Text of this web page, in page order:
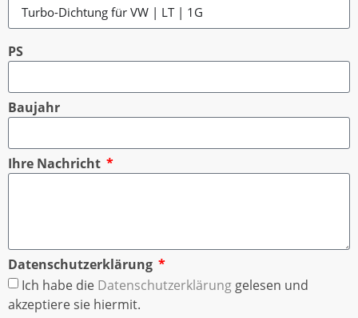
PS
Baujahr
Ihre Nachricht
Datenschutzerklärung
Ich habe die Datenschutzerklärung gelesen und
akzeptiere sie hiermit.